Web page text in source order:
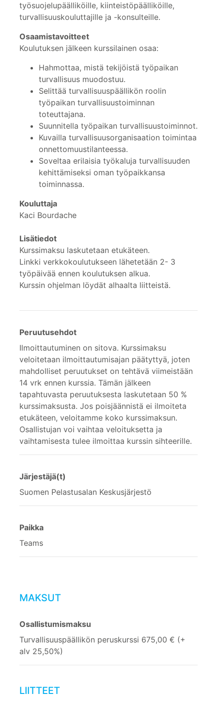
työsuojelupäälliköille, kiinteistöpäälliköille,
turvallisuuskouluttajille ja -konsulteille.
Osaamistavoitteet
Koulutuksen jälkeen kurssilainen osaa:
Hahmottaa, mistä tekijöistä työpaikan
turvallisuus muodostuu.
Selittää turvallisuuspäällikön roolin
työpaikan turvallisuustoiminnan
toteuttajana.
Suunnitella työpaikan turvallisuustoiminnot.
Kuvailla turvallisuusorganisaation toimintaa
onnettomuustilanteessa.
Soveltaa erilaisia työkaluja turvallisuuden
kehittämiseksi oman työpaikkansa
toiminnassa.
Kouluttaja
Kaci Bourdache
Lisätiedot
Kurssimaksu laskutetaan etukäteen.
Linkki verkkokoulutukseen lähetetään 2- 3
työpäivää ennen koulutuksen alkua.
Kurssin ohjelman löydät alhaalta liitteistä.
Peruutusehdot
Ilmoittautuminen on sitova. Kurssimaksu
veloitetaan ilmoittautumisajan päätyttyä, joten
mahdolliset peruutukset on tehtävä viimeistään
14 vrk ennen kurssia. Tämän jälkeen
tapahtuvasta peruutuksesta laskutetaan 50 %
kurssimaksusta. Jos poisjäännistä ei ilmoiteta
etukäteen, veloitamme koko kurssimaksun.
Osallistujan voi vaihtaa veloituksetta ja
vaihtamisesta tulee ilmoittaa kurssin sihteerille.
Järjestäjä(t)
Suomen Pelastusalan Keskusjärjestö
Paikka
Teams
MAKSUT
Osallistumismaksu
Turvallisuuspäällikön peruskurssi 675,00 € (+
alv 25,50%)
LIITTEET